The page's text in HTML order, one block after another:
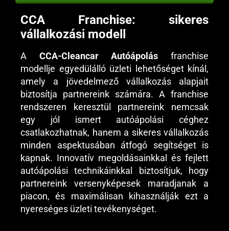
CCA Franchise: sikeres
vállalkozási modell
A CCA-Cleancar Autóápolás franchise
modellje egyedülálló üzleti lehetőséget kínál,
amely a jövedelmező vállalkozás alapjait
biztosítja partnereink számára. A franchise
rendszeren keresztül partnereink nemcsak
egy jól ismert autóápolási céghez
csatlakozhatnak, hanem a sikeres vállalkozás
minden aspektusában átfogó segítséget is
kapnak. Innovatív megoldásainkkal és fejlett
autóápolási technikáinkkal biztosítjuk, hogy
partnereink versenyképesek maradjanak a
piacon, és maximálisan kihasználják ezt a
nyereséges üzleti tevékenységet.